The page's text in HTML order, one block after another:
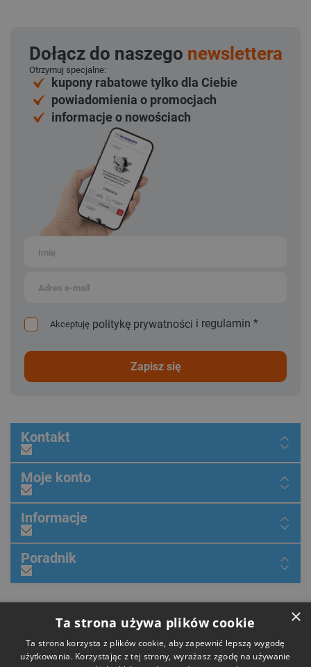
Dołącz do naszego newslettera
Otrzymuj specjalne:
kupony rabatowe tylko dla Ciebie
powiadomienia o promocjach
informacje o nowościach
Akceptuję politykę prywatności i regulamin *
zapisz się
Kontakt
Moje konto
Informacje
Poradnik
×
Ta strona używa plików cookie
Ta strona korzysta z plików cookie, aby zapewnić lepszą wygodę
użytkowania. Korzystając z tej strony, wyrażasz zgodę na używanie